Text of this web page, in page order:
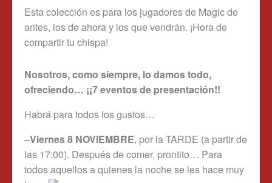
Esta colección es para los jugadores de Magic de
antes, los de ahora y los que vendrán. ¡Hora de
compartir tu chispa!
Nosotros, como siempre, lo damos todo,
ofreciendo… ¡¡7 eventos de presentación!!
Habrá para todos los gustos…
–Viernes 8 NOVIEMBRE, por la TARDE (a partir de
las 17:00). Después de comer, prontito… Para
todos aquellos a quienes la noche se les hace muy